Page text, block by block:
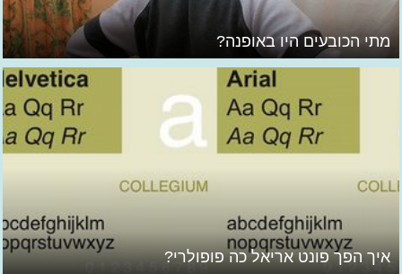
מתי הכובעים היו באופנה?
איך הפך פונט אריאל כה פופולרי?